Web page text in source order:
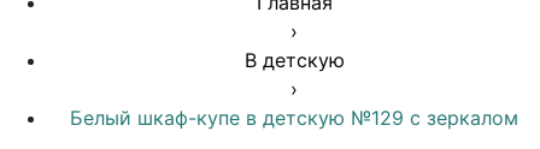
›
В детскую
›
Белый шкаф-купе в детскую №129 с зеркалом